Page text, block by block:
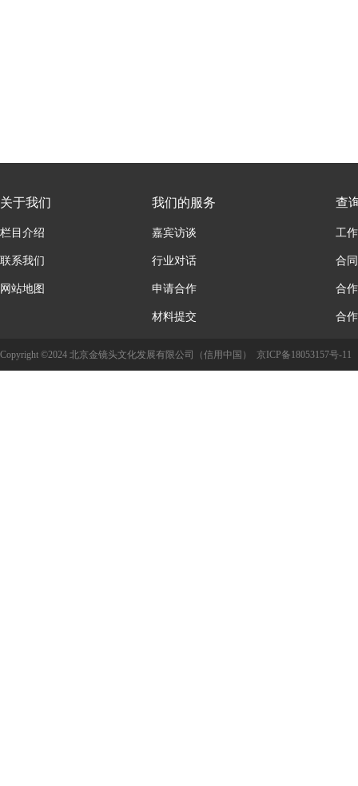
关于我们
栏目介绍
联系我们
网站地图
我们的服务
嘉宾访谈
行业对话
申请合作
材料提交
查
工
合
合
合
Copyright ©2024 北京金镜头文化发展有限公司（信用中国） 京ICP备18053157号-11